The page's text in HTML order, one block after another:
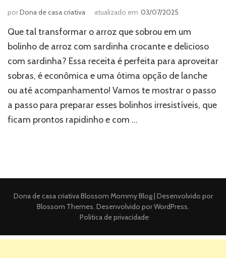
porDona de casa criativa atualizado em 03/07/2025
Que tal transformar o arroz que sobrou em um
bolinho de arroz com sardinha crocante e delicioso
com sardinha? Essa receita é perfeita para aproveitar
sobras, é econômica e uma ótima opção de lanche
ou até acompanhamento! Vamos te mostrar o passo
a passo para preparar esses bolinhos irresistíveis, que
ficam prontos rapidinho e com …
Dona de casa criativaBlossom Mommy Blog | Desenvolvido por
Blossom Themes. Desenvolvido porWordPress.
Politica de privacidade